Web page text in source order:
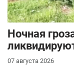
Ночная
07 августа 2026